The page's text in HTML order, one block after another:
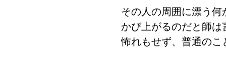
その人の周囲に漂う
かび上がるのだと師
怖れもせず、普通の